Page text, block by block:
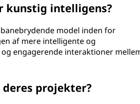
kunstig intelligens?
model inden for
af mere intelligente og
engagerende interaktioner
projekter?